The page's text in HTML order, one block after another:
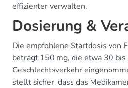
effizienter verwalten.
Dosierung &
Die empfohlene Startdosis von
beträgt 150 mg, die etwa 30
Geschlechtsverkehr
stellt sicher, dass das